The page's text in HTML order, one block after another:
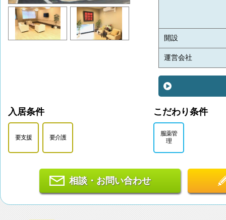
開設
運営会社
入居条件
要支援 要介護
こだわり条件
服薬管
理
相談・お問い合わせ